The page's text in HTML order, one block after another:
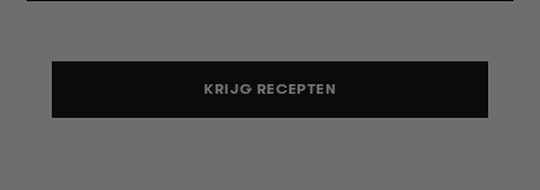
KRIJG RECEPTEN